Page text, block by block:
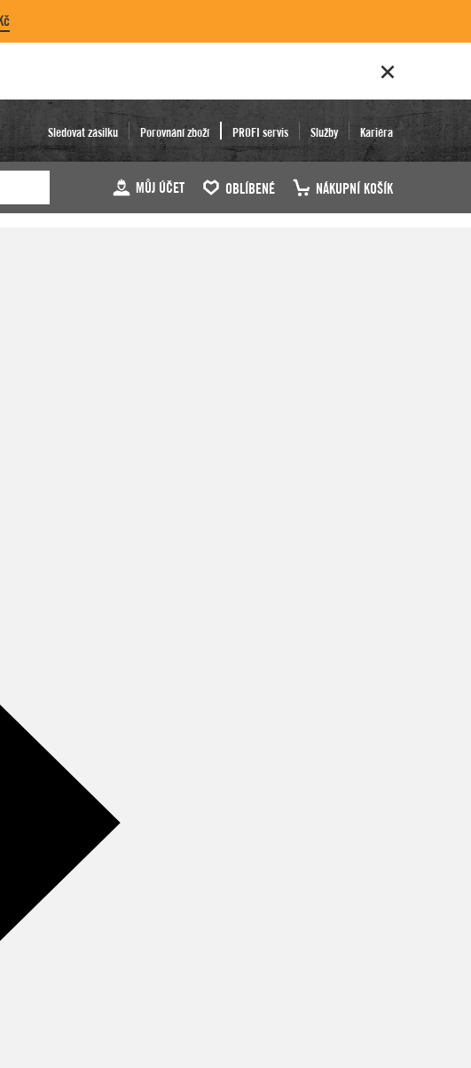
Sledovat zásilku Porovnání zboží PROFI servis Služby Kariéra
MŮJ ÚČET OBLÍBENÉ NÁKUPNÍ KOŠÍK